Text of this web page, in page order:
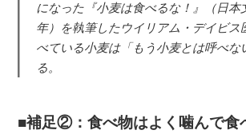
になった『小麦は食べるな！』（日本
年）を執筆したウイリアム・デイビス
べている小麦は「もう小麦とは呼べな
る。
補足②：食べ物はよく噛んで食